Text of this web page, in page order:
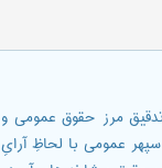
مرز حقوق عمومی و
عمومی با لحاظِ آرایِ